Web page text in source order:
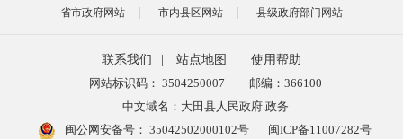
省市政府网站 市内县区网站 县级政府部门网站
联系我们 站点地图
使用帮助
网站标识码： 3504250007
邮编：366100
中文域名：大田县人民政府.政务
闽公网安备号： 35042502000102号 闽ICP备11007282号